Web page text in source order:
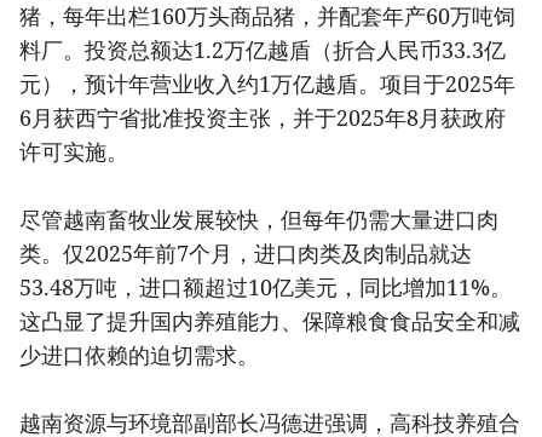
猪，每年出栏160万头商品猪，并配套年产60万吨饲
料厂。投资总额达1.2万亿越盾（折合人民币33.3亿
元），预计年营业收入约1万亿越盾。项目于2025年
6月获西宁省批准投资主张，并于2025年8月获政府
许可实施。
尽管越南畜牧业发展较快，但每年仍需大量进口肉
类。仅2025年前7个月，进口肉类及肉制品就达
53.48万吨，进口额超过10亿美元，同比增加11%。
这凸显了提升国内养殖能力、保障粮食食品安全和减
少进口依赖的迫切需求。
越南资源与环境部副部长冯德进强调，高科技养殖合